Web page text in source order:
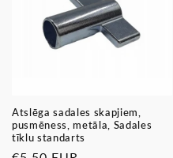
Atslēga sadales skapjiem,
pusmēness, metāla, Sadales
tīklu standarts